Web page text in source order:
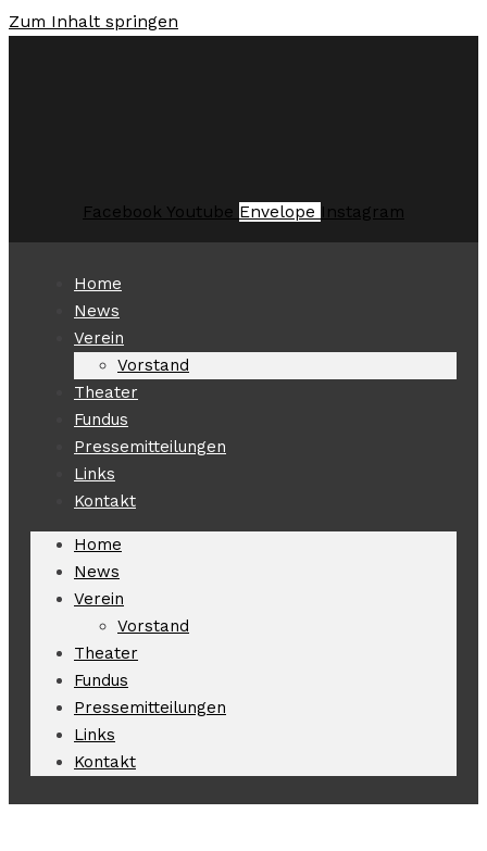
Zum Inhalt springen
Facebook Youtube Envelope Instagram
Home
News
Verein
Vorstand
Theater
Fundus
Pressemitteilungen
Links
Kontakt
Home
News
Verein
Vorstand
Theater
Fundus
Pressemitteilungen
Links
Kontakt